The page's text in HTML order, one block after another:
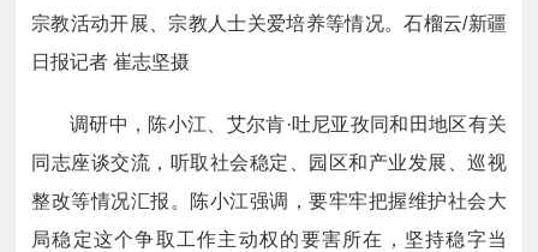
宗教活动开展、宗教人士关爱培养等情况。石榴云/新疆
日报记者 崔志坚摄
调研中，陈小江、艾尔肯·吐尼亚孜同和田地区有关
同志座谈交流，听取社会稳定、园区和产业发展、巡视
整改等情况汇报。陈小江强调，要牢牢把握维护社会大
局稳定这个争取工作主动权的要害所在，坚持稳字当